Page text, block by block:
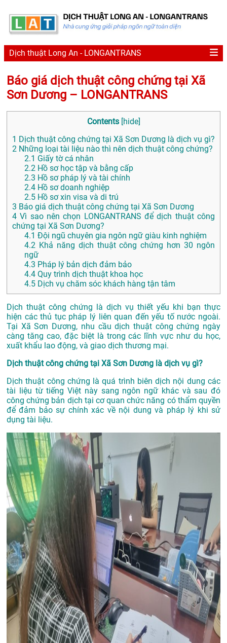
Dịch thuật Long An - LONGANTRANS
Báo giá dịch thuật công chứng tại Xã
Sơn Dương – LONGANTRANS
Contents [hide]
1 Dịch thuật công chứng tại Xã Sơn Dương là dịch vụ gì?
2 Những loại tài liệu nào thì nên dịch thuật công chứng?
2.1 Giấy tờ cá nhân
2.2 Hồ sơ học tập và bằng cấp
2.3 Hồ sơ pháp lý và tài chính
2.4 Hồ sơ doanh nghiệp
2.5 Hồ sơ xin visa và di trú
3 Báo giá dịch thuật công chứng tại Xã Sơn Dương
4 Vì sao nên chọn LONGANTRANS để dịch thuật công
chứng tại Xã Sơn Dương?
4.1 Đội ngũ chuyên gia ngôn ngữ giàu kinh nghiệm
4.2 Khả năng dịch thuật công chứng hơn 30 ngôn
ngữ
4.3 Pháp lý bản dịch đảm bảo
4.4 Quy trình dịch thuật khoa học
4.5 Dịch vụ chăm sóc khách hàng tận tâm
Dịch thuật công chứng là dịch vụ thiết yếu khi bạn thực
hiện các thủ tục pháp lý liên quan đến yếu tố nước ngoài.
Tại Xã Sơn Dương, nhu cầu dịch thuật công chứng ngày
càng tăng cao, đặc biệt là trong các lĩnh vực như du học,
xuất khẩu lao động, và giao dịch thương mại.
Dịch thuật công chứng tại Xã Sơn Dương là dịch vụ gì?
Dịch thuật công chứng là quá trình biên dịch nội dung các
tài liệu từ tiếng Việt này sang ngôn ngữ khác và sau đó
công chứng bản dịch tại cơ quan chức năng có thẩm quyền
để đảm bảo sự chính xác về nội dung và pháp lý khi sử
dụng tài liệu.